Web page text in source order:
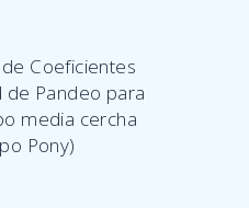
Coeficientes
de Pandeo para
media cercha
Pony)